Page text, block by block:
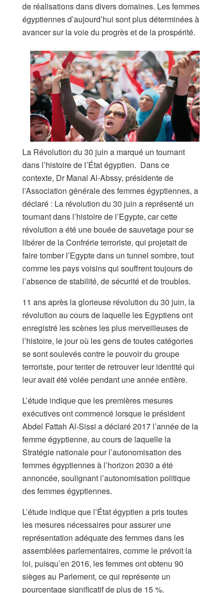
de réalisations dans divers domaines. Les femmes
égyptiennes d’aujourd’hui sont plus déterminées à
avancer sur la voie du progrès et de la prospérité.
La Révolution du 30 juin a marqué un tournant
dans l’histoire de l’État égyptien. Dans ce
contexte, Dr Manal Al-Abssy, présidente de
l’Association générale des femmes égyptiennes, a
déclaré : La révolution du 30 juin a représenté un
tournant dans l’histoire de l’Egypte, car cette
révolution a été une bouée de sauvetage pour se
libérer de la Confrérie terroriste, qui projetait de
faire tomber l’Egypte dans un tunnel sombre, tout
comme les pays voisins qui souffrent toujours de
l’absence de stabilité, de sécurité et de troubles.
11 ans après la glorieuse révolution du 30 juin, la
révolution au cours de laquelle les Egyptiens ont
enregistré les scènes les plus merveilleuses de
l’histoire, le jour où les gens de toutes catégories
se sont soulevés contre le pouvoir du groupe
terroriste, pour tenter de retrouver leur identité qui
leur avait été volée pendant une année entière.
L’étude indique que les premières mesures
exécutives ont commencé lorsque le président
Abdel Fattah Al-Sissi a déclaré 2017 l’année de la
femme égyptienne, au cours de laquelle la
Stratégie nationale pour l’autonomisation des
femmes égyptiennes à l’horizon 2030 a été
annoncée, soulignant l’autonomisation politique
des femmes égyptiennes.
L’étude indique que l’État égyptien a pris toutes
les mesures nécessaires pour assurer une
représentation adéquate des femmes dans les
assemblées parlementaires, comme le prévoit la
loi, puisqu’en 2016, les femmes ont obtenu 90
sièges au Parlement, ce qui représente un
pourcentage significatif de plus de 15 %.